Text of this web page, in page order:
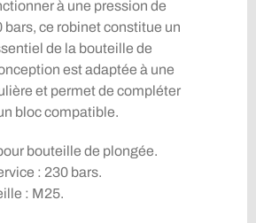
à une pression de
bars, ce robinet constitue un
de la bouteille de
est adaptée à une
et permet de compléter
bloc compatible.
bouteille de plongée.
: 230 bars.
: M25.